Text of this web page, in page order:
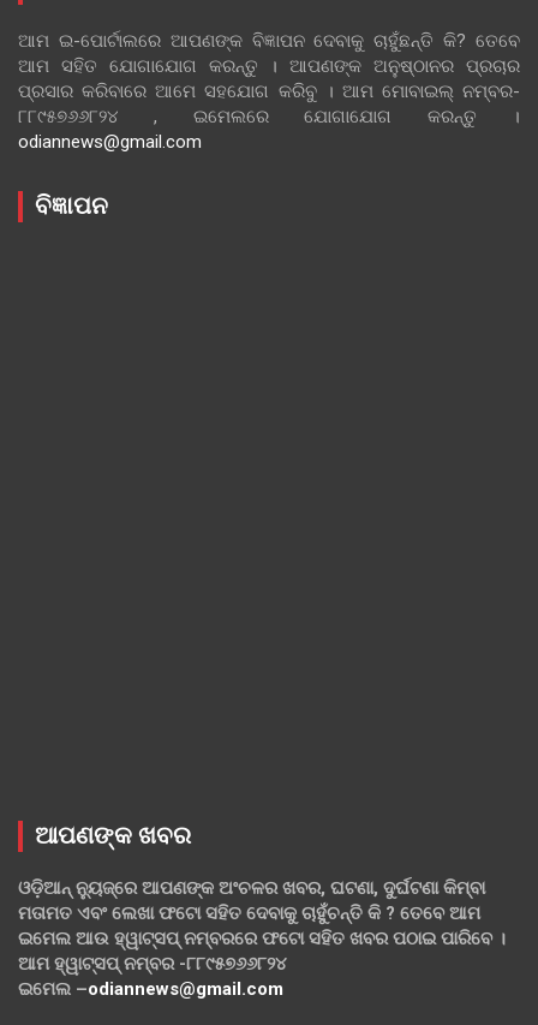
ଆମ ଇ-ପୋର୍ଟାଲରେ ଆପଣଙ୍କ ବିଜ୍ଞାପନ ଦେବାକୁ ଚାହୁଁଛନ୍ତି କି? ତେବେ
ଆମ ସହିତ ଯୋଗାଯୋଗ କରନ୍ତୁ । ଆପଣଙ୍କ ଅନୁଷ୍ଠାନର ପ୍ରଚାର
ପ୍ରସାର କରିବାରେ ଆମେ ସହଯୋଗ କରିବୁ । ଆମ ମୋବାଇଲ୍ ନମ୍ବର-
୮୮୯୫୭୬୬୮୨୪ , ଇମେଲରେ ଯୋଗାଯୋଗ କରନ୍ତୁ ।
odiannews@gmail.com
ବିଜ୍ଞାପନ
ଆପଣଙ୍କ ଖବର
ଓଡ଼ିଆନ୍ ନ୍ୟୁଜ୍‌ରେ ଆପଣଙ୍କ ଅଂଚଳର ଖବର, ଘଟଣା, ଦୁର୍ଘଟଣା କିମ୍ବା
ମତାମତ ଏବଂ ଲେଖା ଫଟୋ ସହିତ ଦେବାକୁ ଚାହୁଁଚନ୍ତି କି ? ତେବେ ଆମ
ଇମେଲ ଆଉ ହ୍ୱାଟ୍‌ସପ୍ ନମ୍ବରରେ ଫଟୋ ସହିତ ଖବର ପଠାଇ ପାରିବେ ।
ଆମ ହ୍ୱାଟ୍‌ସପ୍ ନମ୍ବର -୮୮୯୫୭୬୬୮୨୪
ଇମେଲ –odiannews@gmail.com